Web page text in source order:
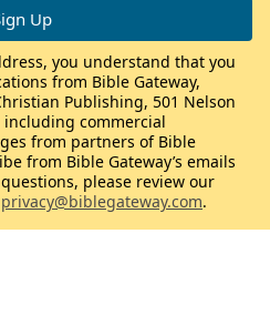
you understand that you
from Bible Gateway,
Publishing, 501 Nelson
including commercial
from partners of Bible
from Bible Gateway’s emails
please review our
privacy@biblegateway.com.